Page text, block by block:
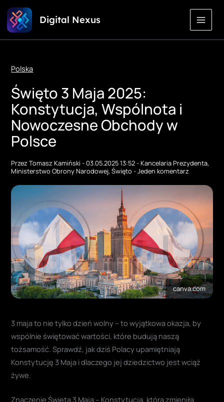
Przejdź
do
treści
Digital Nexus
Polska
Święto 3 Maja 2025:
Konstytucja, Wspólnota i
Nowoczesne Obchody w
Polsce
PrzezTomasz Kamiński-03.05.2025 13:52-Kancelaria Prezydenta,
Ministerstwo Obrony Narodowej,Święto -Jeden komentarz
canva.com
3 maja to nie tylko dzień wolny – to wyjątkowa okazja, by
wspólnie świętować wartości, które budują naszą
tożsamość. Sprawdź, jak dziś Polacy upamiętniają
Konstytucję 3 Maja i dlaczego jej dziedzictwo jest wciąż
żywe.
Znaczenie Święta 3 Maja – Konstytucja, która zmieniła